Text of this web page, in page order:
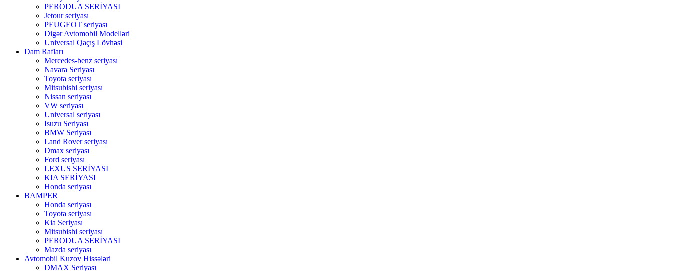
PERODUA SERİYASI
Jetour seriyası
PEUGEOT seriyası
Digər Avtomobil Modelləri
Universal Qaçış Lövhəsi
Dam Rafları
Mercedes-benz seriyası
Navara Seriyası
Toyota seriyası
Mitsubishi seriyası
Nissan seriyası
VW seriyası
Universal seriyası
Isuzu Seriyası
BMW Seriyası
Land Rover seriyası
Dmax seriyası
Ford seriyası
LEXUS SERİYASI
KIA SERİYASI
Honda seriyası
BAMPER
Honda seriyası
Toyota seriyası
Kia Seriyası
Mitsubishi seriyası
PERODUA SERİYASI
Mazda seriyası
Avtomobil Kuzov Hissələri
DMAX Seriyası